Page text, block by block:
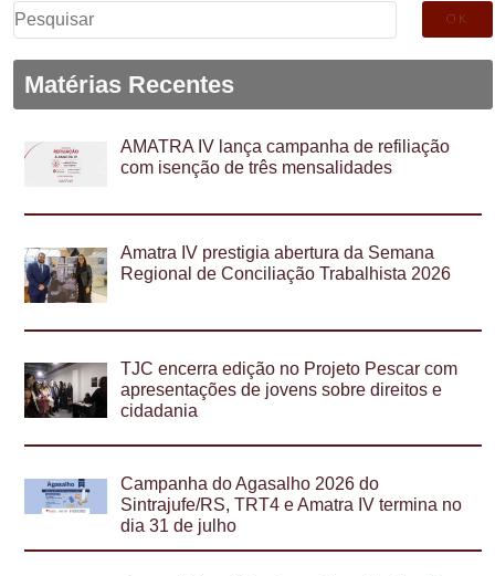
Pesquisar
por:
Matérias Recentes
AMATRA IV lança campanha de refiliação
com isenção de três mensalidades
Amatra IV prestigia abertura da Semana
Regional de Conciliação Trabalhista 2026
TJC encerra edição no Projeto Pescar com
apresentações de jovens sobre direitos e
cidadania
Campanha do Agasalho 2026 do
Sintrajufe/RS, TRT4 e Amatra IV termina no
dia 31 de julho